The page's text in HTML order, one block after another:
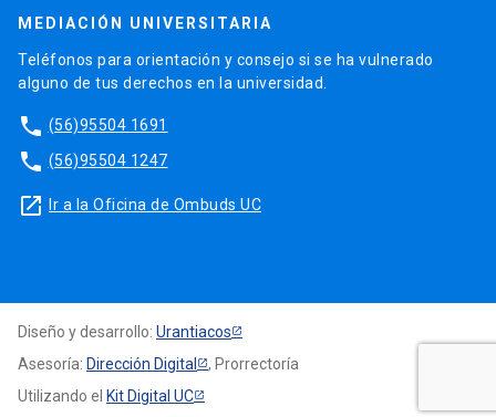
MEDIACIÓN UNIVERSITARIA
Teléfonos para orientación y consejo si se ha vulnerado
alguno de tus derechos en la universidad.
phone (56)95504 1691
phone (56)95504 1247
launch Ir a la Oficina de Ombuds UC
Diseño y desarrollo: Urantiacos
Asesoría: Dirección Digital
, Prorrectoría
Utilizando el Kit Digital UC